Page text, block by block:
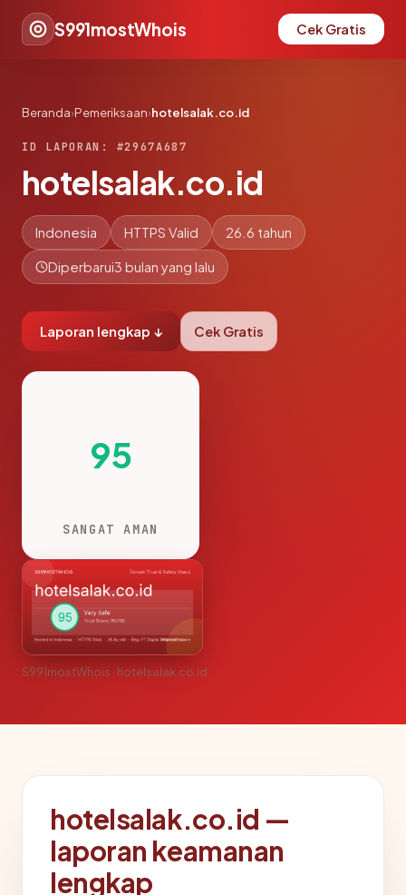
S991mostWhois Cek Gratis
Beranda›Pemeriksaan›hotelsalak.co.id
ID LAPORAN: #2967A687
hotelsalak.co.id
Indonesia HTTPS Valid 26.6 tahun
Diperbarui3 bulan yang lalu
Laporan lengkap ↓ Cek Gratis
95
SANGAT AMAN
S991mostWhois · hotelsalak.co.id
hotelsalak.co.id —
laporan keamanan
lengkap